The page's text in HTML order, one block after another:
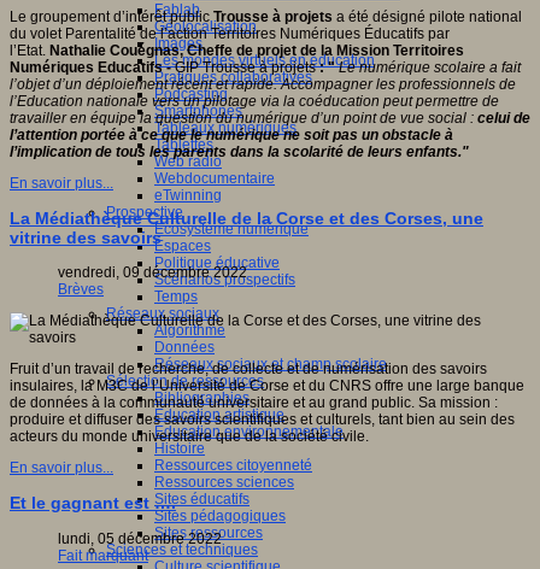
Fablab
Géolocalisation
Images
Les mondes virtuels en éducation
Pratiques collaboratives
Podcasting
Smartphones
Tableaux numériques
Tablettes
Web radio
Webdocumentaire
eTwinning
Prospective
Ecosystème numérique
Espaces
Politique éducative
Scénarios prospectifs
Temps
Réseaux sociaux
Algorithme
Données
Réseaux sociaux et champ scolaire
Sélection de ressources
Bibliographies
Education artistique
Education environnementale
Histoire
Ressources citoyenneté
Ressources sciences
Sites éducatifs
Sites pédagogiques
Sites ressources
Sciences et techniques
Le groupement d’intérêt publicTrousse à projets a été désigné pilote national
du volet Parentalité de l’action Territoires Numériques Éducatifs par
l’Etat. Nathalie Couégnas, Cheffe de projet de la Mission Territoires
Numériques Educatifs -GIP Trousse à projets: "Le numérique scolaire a fait
l’objet d’un déploiement récent et rapide. Accompagner les professionnels de
l’Education nationale vers un pilotage via la coéducation peut permettre de
travailler en équipe la question du numérique d’un point de vue social : celui de
l’attention portée à ce que le numérique ne soit pas un obstacle à
l’implication de tous les parents dans la scolarité de leurs enfants."
En savoir plus...
La Médiathèque Culturelle de la Corse et des Corses, une
vitrine des savoirs
vendredi, 09 décembre 2022
Brèves
Fruit d’un travail de recherche, de collecte et de numérisation des savoirs
insulaires, la M3C de l’Université de Corse et du CNRS offre une large banque
de données à la communauté universitaire et au grand public. Sa mission :
produire et diffuser des savoirs scientifiques et culturels, tant bien au sein des
acteurs du monde universitaire que de la société civile.
En savoir plus...
Et le gagnant est ….
lundi, 05 décembre 2022
Fait marquant